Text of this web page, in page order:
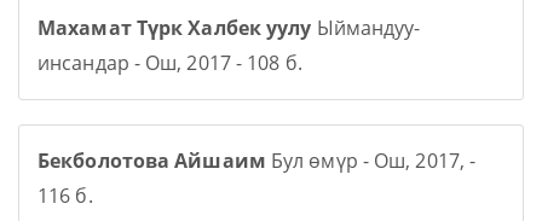
Махамат Түрк Халбек уулу Ыймандуу-
инсандар - Ош, 2017 - 108 б.
Бекболотова Айшаим Бул өмүр - Ош, 2017, -
116 б.